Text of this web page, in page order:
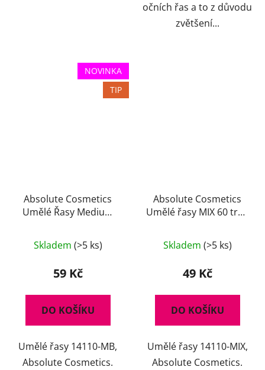
očních řas a to z důvodu
zvětšení...
NOVINKA
TIP
Absolute Cosmetics
Umělé Řasy Medium
14110-MB
Skladem (>5 ks)
59 Kč
DO KOŠÍKU
Umělé řasy 14110-MB,
Absolute Cosmetics.
Absolute Cosmetics
Umělé řasy MIX 60 trsů
Skladem (>5 ks)
49 Kč
DO KOŠÍKU
Umělé řasy 14110-MIX,
Absolute Cosmetics.